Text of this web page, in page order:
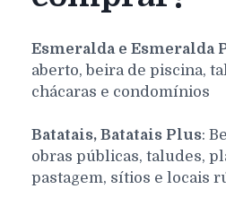
Esmeralda e Esmeralda
aberto, beira de piscina,
chácaras e condomínios
Batatais, Batatais Plus:
obras públicas, taludes,
pastagem, sítios e locais